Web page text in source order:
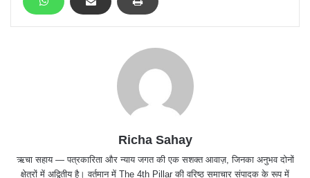
Richa Sahay
ऋचा सहाय — पत्रकारिता और न्याय जगत की एक सशक्त आवाज़, जिनका अनुभव दोनों
क्षेत्रों में अद्वितीय है। वर्तमान में The 4th Pillar की वरिष्ठ समाचार संपादक के रूप में